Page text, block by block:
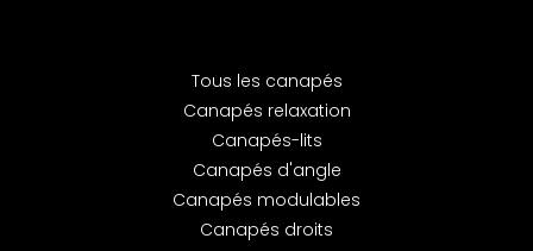
Tous les canapés
Canapés relaxation
Canapés-lits
Canapés d'angle
Canapés modulables
Canapés droits